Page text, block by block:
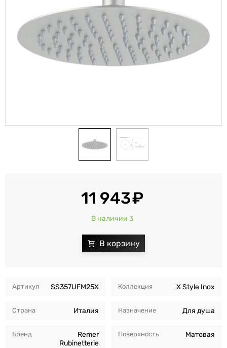
Артикул SS357UFM25X
Страна Италия
Бренд
Remer
Rubinetterie
Коллекция X Style Inox
Назначение Для душа
Поверхность Матовая
11 943
В наличии 3